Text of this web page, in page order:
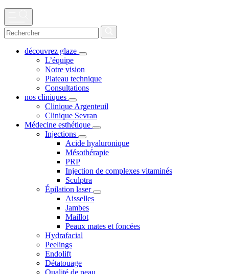
découvrez glaze
L’équipe
Notre vision
Plateau technique
Consultations
nos cliniques
Clinique Argenteuil
Clinique Sevran
Médecine esthétique
Injections
Acide hyaluronique
Mésothérapie
PRP
Injection de complexes vitaminés
Sculptra
Épilation laser
Aisselles
Jambes
Maillot
Peaux mates et foncées
Hydrafacial
Peelings
Endolift
Détatouage
Qualité de peau